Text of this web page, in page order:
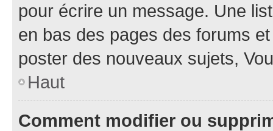
pour écrire un message. Une
en bas des pages des forums
poster des nouveaux sujets,
Haut
Comment modifier ou